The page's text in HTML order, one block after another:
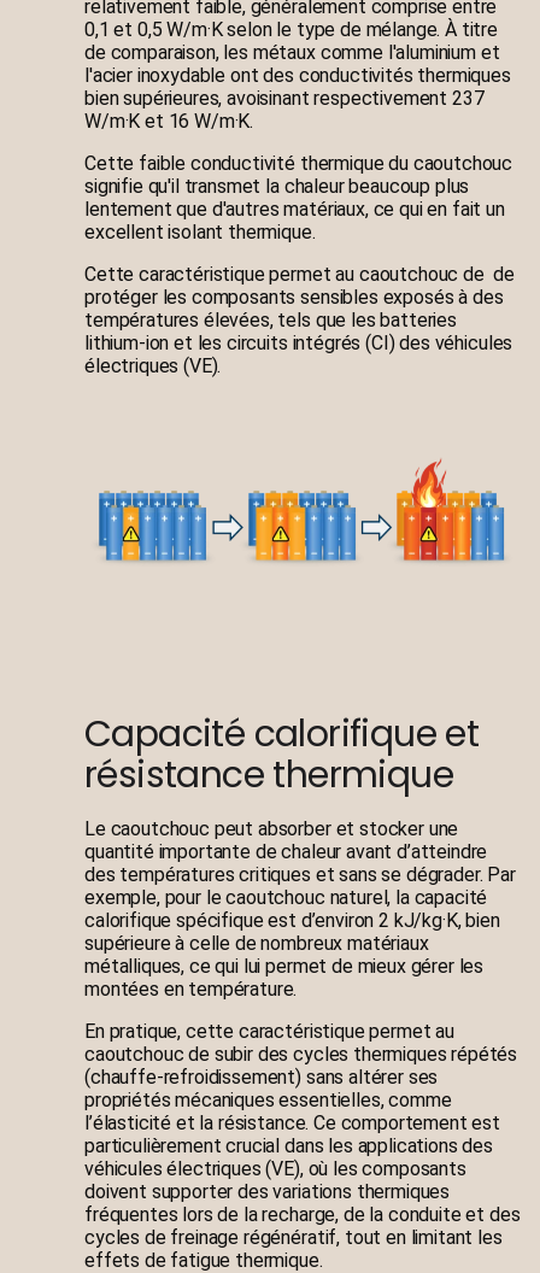
relativement faible, généralement comprise entre
0,1 et 0,5 W/m·K selon le type de mélange. À titre
de comparaison, les métaux comme l'aluminium et
l'acier inoxydable ont des conductivités thermiques
bien supérieures, avoisinant respectivement 237
W/m·K et 16 W/m·K.
Cette faible conductivité thermique du caoutchouc
signifie qu'il transmet la chaleur beaucoup plus
lentement que d'autres matériaux, ce qui en fait un
excellent isolant thermique.
Cette caractéristique permet au caoutchouc de de
protéger les composants sensibles exposés à des
températures élevées, tels que les batteries
lithium-ion et les circuits intégrés (CI) des véhicules
électriques (VE).
Capacité calorifique et
résistance thermique
Le caoutchouc peut absorber et stocker une
quantité importante de chaleur avant d’atteindre
des températures critiques et sans se dégrader. Par
exemple, pour le caoutchouc naturel, la capacité
calorifique spécifique est d’environ 2 kJ/kg·K, bien
supérieure à celle de nombreux matériaux
métalliques, ce qui lui permet de mieux gérer les
montées en température.
En pratique, cette caractéristique permet au
caoutchouc de subir des cycles thermiques répétés
(chauffe-refroidissement) sans altérer ses
propriétés mécaniques essentielles, comme
l’élasticité et la résistance. Ce comportement est
particulièrement crucial dans les applications des
véhicules électriques (VE), où les composants
doivent supporter des variations thermiques
fréquentes lors de la recharge, de la conduite et des
cycles de freinage régénératif, tout en limitant les
effets de fatigue thermique.